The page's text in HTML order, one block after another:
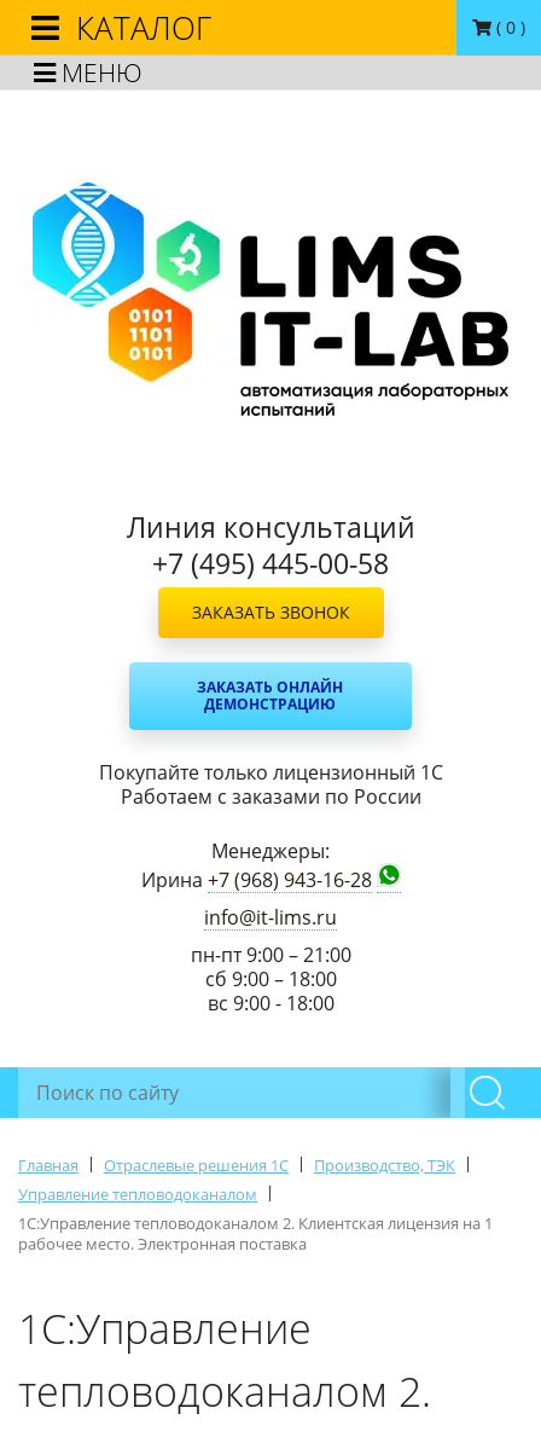
МЕНЮ
( 0 )
Линия консультаций
+7 (495) 445-00-58
ЗАКАЗАТЬ ЗВОНОК
ЗАКАЗАТЬ ОНЛАЙН
ДЕМОНСТРАЦИЮ
Покупайте только лицензионный 1С
Работаем с заказами по России
Менеджеры:
Ирина +7 (968) 943-16-28
info@it-lims.ru
пн-пт 9:00 – 21:00
сб 9:00 – 18:00
вс 9:00 - 18:00
КАТАЛОГ
Главная | Отраслевые решения 1С | Производство, ТЭК |
Управление тепловодоканалом
|
1С:Управление тепловодоканалом 2. Клиентская лицензия на 1
рабочее место. Электронная поставка
1С:Управление
тепловодоканалом 2.